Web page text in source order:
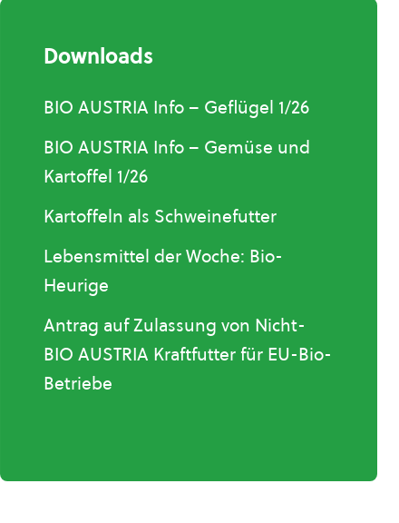
Downloads
BIO AUSTRIA Info – Geflügel 1/26
BIO AUSTRIA Info – Gemüse und
Kartoffel 1/26
Kartoffeln als Schweinefutter
Lebensmittel der Woche: Bio-
Heurige
Antrag auf Zulassung von Nicht-
BIO AUSTRIA Kraftfutter für EU-Bio-
Betriebe